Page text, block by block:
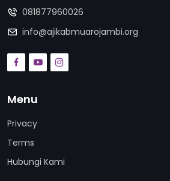
081877960026
info@ajikabmuarojambi.org
Menu
Privacy
Terms
Hubungi Kami